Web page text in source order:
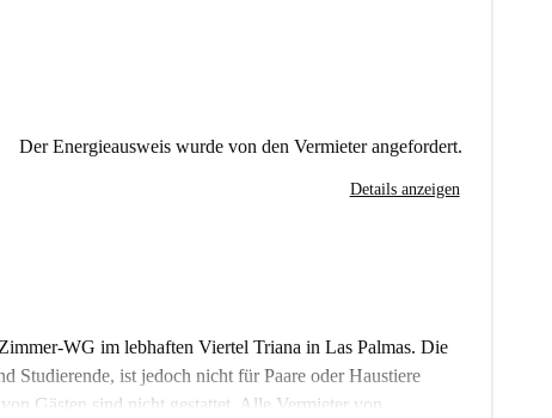
Der Energieausweis wurde von den Vermieter angefordert.
Details anzeigen
WG im lebhaften Viertel Triana in Las Palmas. Die
Studierende, ist jedoch nicht für Paare oder Haustiere
Gästen sind nicht gestattet. Alle Vermieter von